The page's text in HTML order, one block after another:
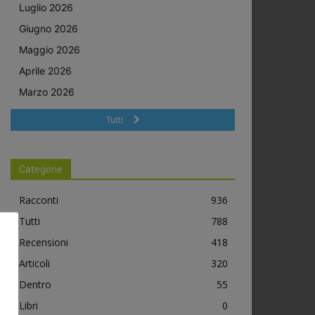
Luglio 2026
Giugno 2026
Maggio 2026
Aprile 2026
Marzo 2026
Tutti
Categorie
Racconti
936
Tutti
788
Recensioni
418
Articoli
320
Dentro
55
Libri
0